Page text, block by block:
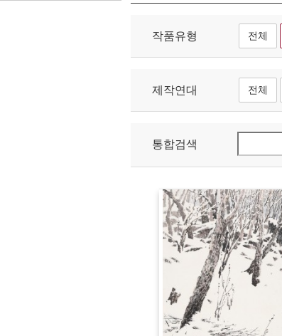
작품유형 전체
제작연대 전체
통합검색